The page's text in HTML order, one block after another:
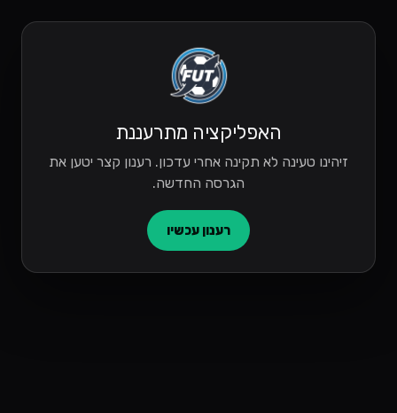
האפליקציה מתרעננת
זיהינו טעינה לא תקינה אחרי עדכון. רענון קצר יטען את
הגרסה החדשה.
רענון עכשיו